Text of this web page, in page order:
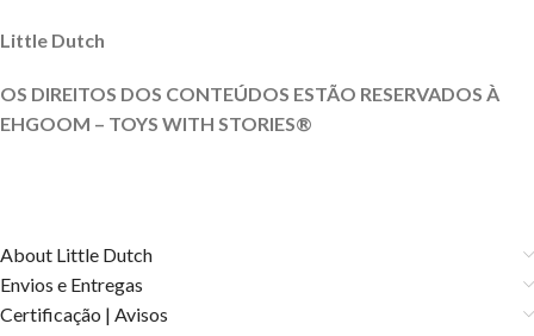
Little Dutch
OS DIREITOS DOS CONTEÚDOS ESTÃO RESERVADOS À
EHGOOM – TOYS WITH STORIES®️
About Little Dutch
Envios e Entregas
Certificação | Avisos